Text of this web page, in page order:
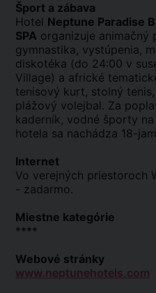
Šport a zábava
Hotel Neptune Paradise
SPA organizuje animačný
gymnastika, vystúpenia,
diskotéka (do 24:00 v
Village) a africké
tenisový kurt, stolný
plážový volejbal. Za
kaderník, vodné športy
hotela sa nachádza 18-
Internet
Vo verejných priestoroch
- zadarmo.
Miestne kategórie
****
Webové stránky
www.neptunehotels.com